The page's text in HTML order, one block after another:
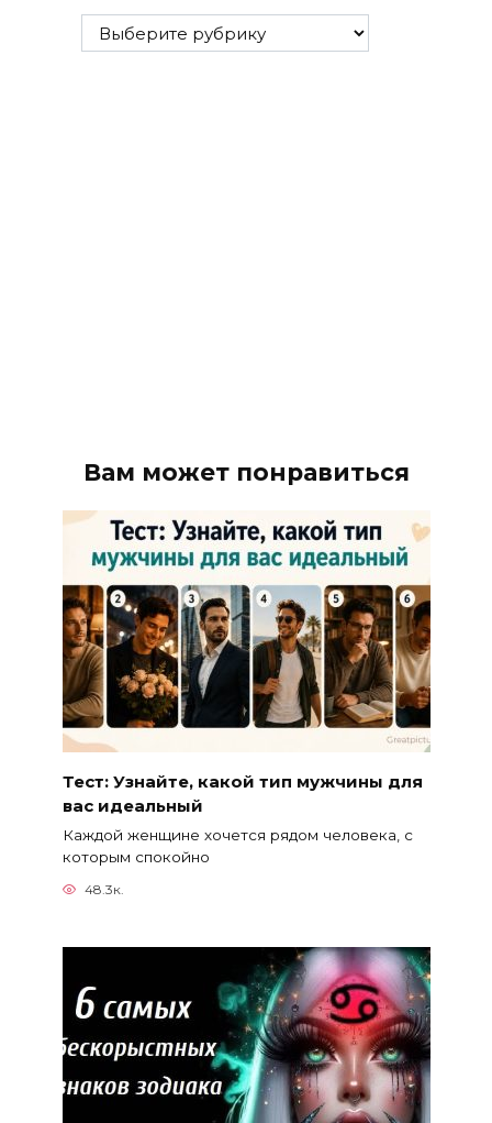
Все
рубрики
Вам может понравиться
Тест: Узнайте, какой тип мужчины для
вас идеальный
Каждой женщине хочется рядом человека, с
которым спокойно
48.3к.